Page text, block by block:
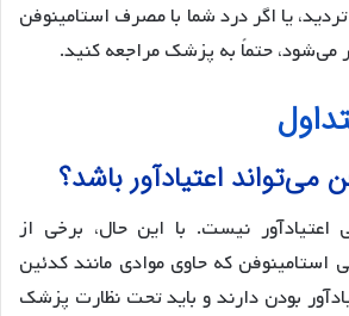
یا اگر درد شما با مصرف استامینوفن
می‌شود، حتماً به پزشک مراجعه کنید.
اعتیادآور نیست. با این حال، برخی از
استامینوفن که حاوی موادی مانند کدئین
بودن دارند و باید تحت نظارت پزشک